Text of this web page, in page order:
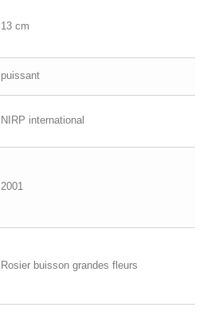
13 cm
puissant
NIRP international
2001
Rosier buisson grandes fleurs